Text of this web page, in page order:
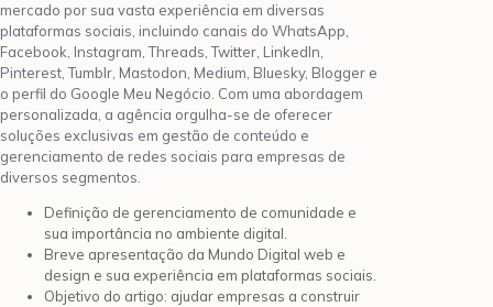
mercado por sua vasta experiência em diversas
plataformas sociais, incluindo canais do WhatsApp,
Facebook, Instagram, Threads, Twitter, LinkedIn,
Pinterest, Tumblr, Mastodon, Medium, Bluesky, Blogger e
o perfil do Google Meu Negócio. Com uma abordagem
personalizada, a agência orgulha-se de oferecer
soluções exclusivas em gestão de conteúdo e
gerenciamento de redes sociais para empresas de
diversos segmentos.
Definição de gerenciamento de comunidade e
sua importância no ambiente digital.
Breve apresentação da Mundo Digital web e
design e sua experiência em plataformas sociais.
Objetivo do artigo: ajudar empresas a construir